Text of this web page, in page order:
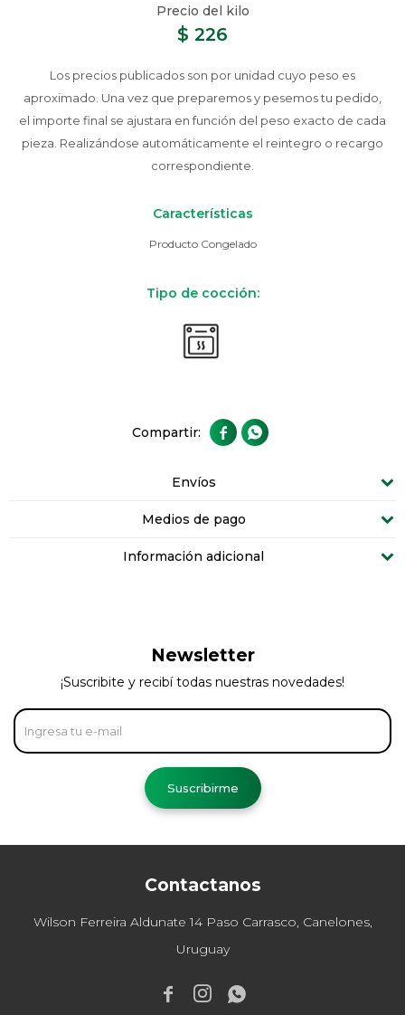
$ 226
Los precios publicados son por unidad cuyo peso es
aproximado. Una vez que preparemos y pesemos tu pedido,
el importe final se ajustara en función del peso exacto de cada
pieza. Realizándose automáticamente el reintegro o recargo
correspondiente.
Características
Producto Congelado
Tipo de cocción:
 
Envíos
Medios de pago
Información adicional
Contactanos
Wilson Ferreira Aldunate 14 Paso Carrasco, Canelones,
Uruguay
  
Newsletter
¡Suscribite y recibí todas nuestras novedades!
Suscribirme